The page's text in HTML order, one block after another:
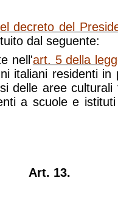
decreto del
dal seguente:
nell'art. 5 della
italiani residenti in
delle aree
a scuole e
Art. 13.